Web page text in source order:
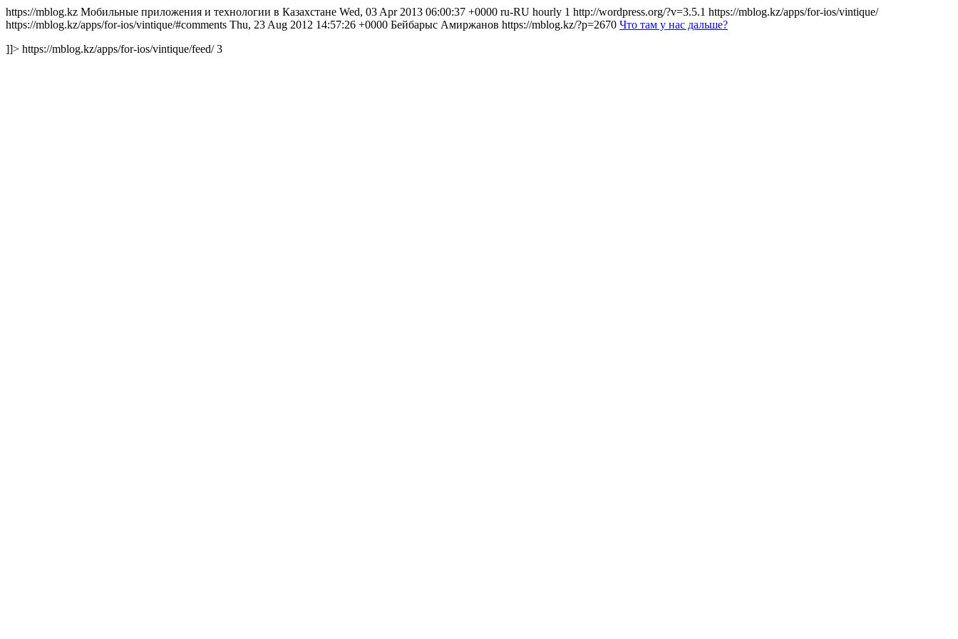
https://mblog.kz Мобильные приложения и технологии в Казахстане Wed, 03 Apr 2013 06:00:37 +0000 ru-RU hourly 1 http://wordpress.org/?v=3.5.1 https://mblog.kz/apps/for-ios/vintique/
https://mblog.kz/apps/for-ios/vintique/#comments Thu, 23 Aug 2012 14:57:26 +0000 Бейбарыс Амиржанов https://mblog.kz/?p=2670 Что там у нас дальше?
]]> https://mblog.kz/apps/for-ios/vintique/feed/ 3